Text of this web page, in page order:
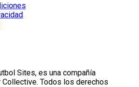
Sites, es una compañía
Todos los derechos